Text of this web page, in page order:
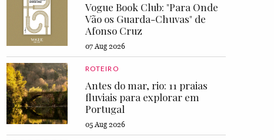
Vogue Book Club: "Para Onde
Vão os Guarda-Chuvas" de
Afonso Cruz
07 Aug 2026
ROTEIRO
Antes do mar, rio: 11 praias
fluviais para explorar em
Portugal
05 Aug 2026